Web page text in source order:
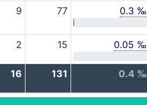
9 77 0.3 ‰
2 15 0.05 ‰
16 131 0.4 ‰